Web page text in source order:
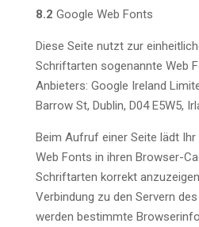
8.2 Google Web Fonts
Diese Seite nutzt zur
Schriftarten sogenannte Web
Anbieters: Google Ireland
Barrow St, Dublin, D04 E5W5,
Beim Aufruf einer Seite lädt
Web Fonts in ihren Browser-
Schriftarten korrekt
Verbindung zu den Servern
werden bestimmte